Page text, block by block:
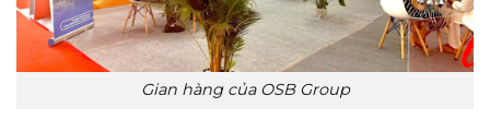
Gian hàng của OSB Group